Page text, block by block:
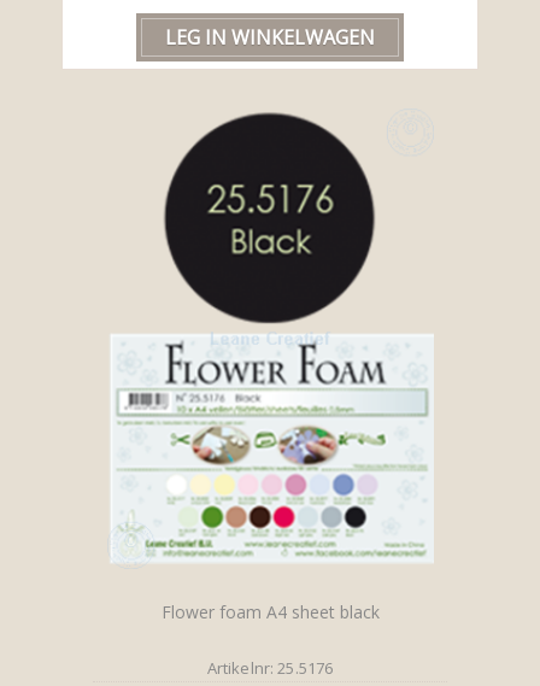
Flower foam A4 sheet black
Artikelnr: 25.5176